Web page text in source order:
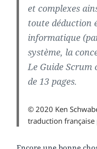
et complexes
toute déduction
informatique
système, la
Le Guide Scrum
de 13 pages.
© 2020 Ken
traduction française